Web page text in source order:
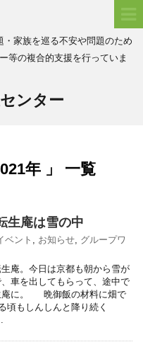
家族を巡る不安や問題のため
等の複合的支援を行っていま
ンター
年 」 一覧
生庵は雪の中
ベント , お知らせ, グループワ
庵。今日は京都も朝から雪が
車を出してもらって、途中で
庵に。 晩御飯の材料に畑で
もしんしんと降り続く